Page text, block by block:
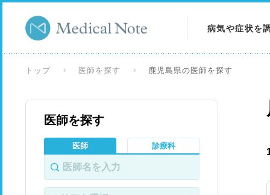
病気や症状を
トップ 医師を探す 鹿児島県の医師を探す
医師を探す
医師 診療科